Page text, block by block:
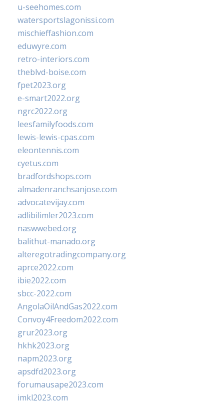
u-seehomes.com
watersportslagonissi.com
mischieffashion.com
eduwyre.com
retro-interiors.com
theblvd-boise.com
fpet2023.org
e-smart2022.org
ngrc2022.org
leesfamilyfoods.com
lewis-lewis-cpas.com
eleontennis.com
cyetus.com
bradfordshops.com
almadenranchsanjose.com
advocatevijay.com
adlibilimler2023.com
naswwebed.org
balithut-manado.org
alteregotradingcompany.org
aprce2022.com
ibie2022.com
sbcc-2022.com
AngolaOilAndGas2022.com
Convoy4Freedom2022.com
grur2023.org
hkhk2023.org
napm2023.org
apsdfd2023.org
forumausape2023.com
imkl2023.com